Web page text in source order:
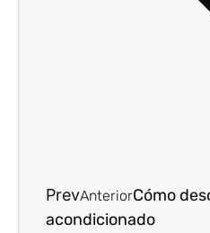
PrevAnteriorCómo
acondicionado